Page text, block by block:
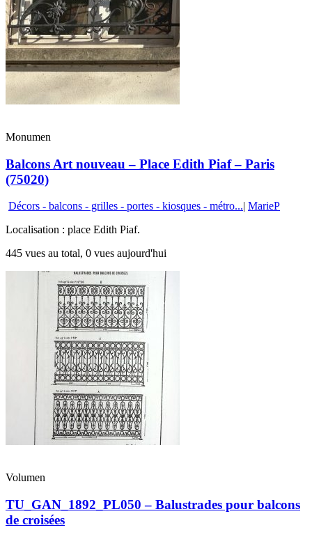
Monumen
Balcons Art nouveau – Place Edith Piaf – Paris
(75020)
Décors - balcons - grilles - portes - kiosques - métro...| MarieP
Localisation : place Edith Piaf.
445 vues au total, 0 vues aujourd'hui
Volumen
TU_GAN_1892_PL050 – Balustrades pour balcons
de croisées